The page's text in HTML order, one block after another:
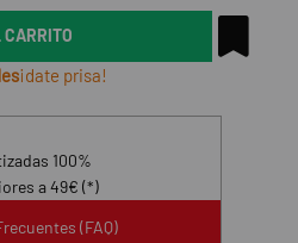
¡date prisa!
100%
a 49€ (*)
(FAQ)